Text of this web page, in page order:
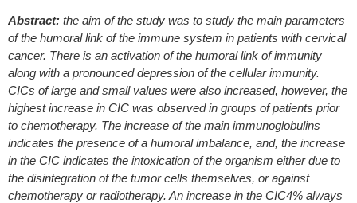
Abstract: the aim of the study was to study the main parameters
of the humoral link of the immune system in patients with cervical
cancer. There is an activation of the humoral link of immunity
along with a pronounced depression of the cellular immunity.
CICs of large and small values were also increased, however, the
highest increase in CIC was observed in groups of patients prior
to chemotherapy. The increase of the main immunoglobulins
indicates the presence of a humoral imbalance, and, the increase
in the CIC indicates the intoxication of the organism either due to
the disintegration of the tumor cells themselves, or against
chemotherapy or radiotherapy. An increase in the CIC4% always